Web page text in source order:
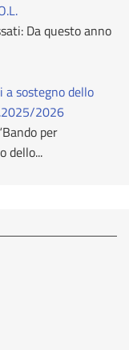
Da questo anno
a sostegno dello
2026
per
dello...